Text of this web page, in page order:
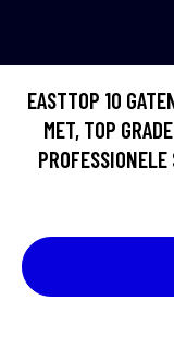
EASTTOP 10
MET, TOP